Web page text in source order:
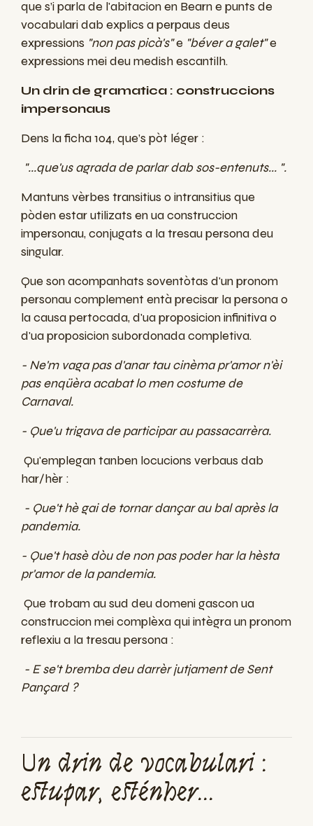
que s’iparla de l'abitacionen Bearne punts de
vocabularidab explics aperpaus deus
expressions "non paspicà's"e "béver a galet"e
expressions meideumedishescantilh.
Un drin de gramatica : construccions
impersonaus
Dens la ficha 104, que’s pòt léger :
"...que'us agrada de parlar dab sos-entenuts... ".
Mantuns vèrbes transitius o intransitius que
pòden estar utilizats en ua construccion
impersonau, conjugats a la tresau persona deu
singular.
Que son acompanhats soventòtas d'un pronom
personau complement entà precisar la persona o
la causa pertocada, d'ua proposicion infinitiva o
d'ua proposicion subordonada completiva.
- Ne'm vaga pas d'anar tau cinèma pr'amor n'èi
pas enqüèra acabat lo men costume de
Carnaval.
- Que'u trigava de participar au passacarrèra.
Qu'emplegan tanben locucions verbaus dab
har/hèr :
- Que't hè gai de tornar dançar au bal après la
pandemia.
- Que't hasè dòu de non pas poder har la hèsta
pr'amor de la pandemia.
Que trobam au sud deu domeni gascon ua
construccion mei complèxa qui intègra un pronom
reflexiu a la tresau persona :
- E se't bremba deu darrèr jutjament de Sent
Pançard ?
Un drin de vocabulari :
estupar, esténher...